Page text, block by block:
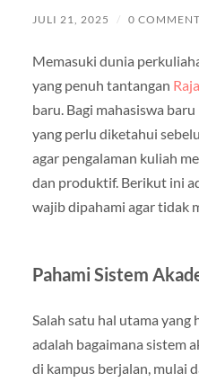
JULI 21, 2025 / 0
Memasuki dunia
yang penuh tantangan
baru. Bagi mahasiswa
yang perlu diketahui
agar pengalaman kuliah
dan produktif. Berikut ini
wajib dipahami agar tidak
Pahami Sistem
Salah satu hal utama yang
adalah bagaimana sistem
di kampus berjalan, mulai